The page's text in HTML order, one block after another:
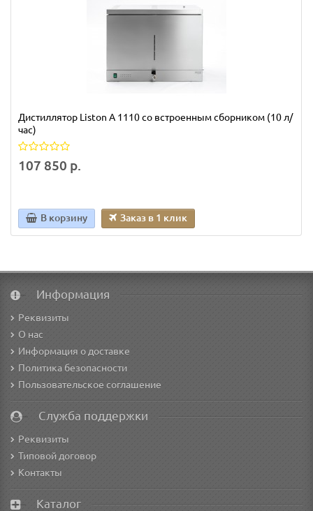
Дистиллятор Liston A 1110 со встроенным сборником (10 л/
час)
107 850 р.
В корзину Заказ в 1 клик
Информация
Реквизиты
О нас
Информация о доставке
Политика безопасности
Пользовательское соглашение
Служба поддержки
Реквизиты
Типовой договор
Контакты
Каталог